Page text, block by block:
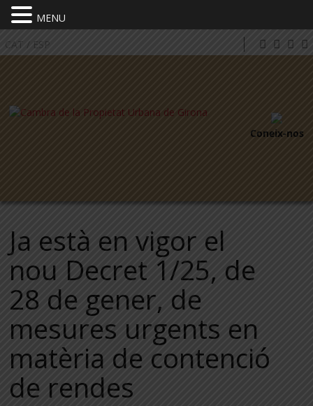
CAT / ESP
Coneix-nos
Ja està en vigor el
nou Decret 1/25, de
28 de gener, de
mesures urgents en
matèria de contenció
de rendes
MENU